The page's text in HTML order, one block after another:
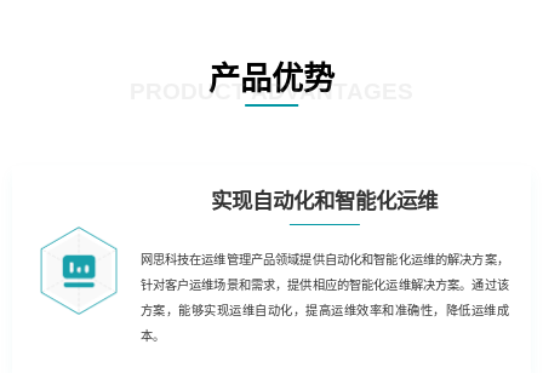
产品优势
PRODUCT ADVANTAGES
实现自动化和智能化运维
网思科技在运维管理产品领域提供自动化和智能化运维的解决方案，
针对客户运维场景和需求，提供相应的智能化运维解决方案。通过该
方案，能够实现运维自动化，提高运维效率和准确性，降低运维成
本。